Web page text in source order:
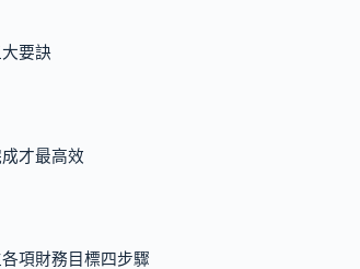
要訣
才最高效
項財務目標四步驟